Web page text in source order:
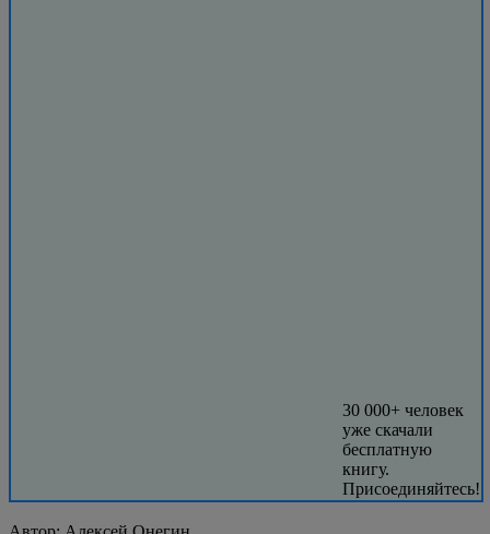
30 000+ человек
уже скачали
бесплатную
книгу.
Присоединяйтесь!